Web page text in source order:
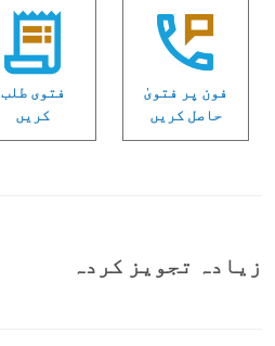
فون پر فتویٰ
حاصل کریں
فتوی طلب
کریں
زیادہ تجویز کردہ